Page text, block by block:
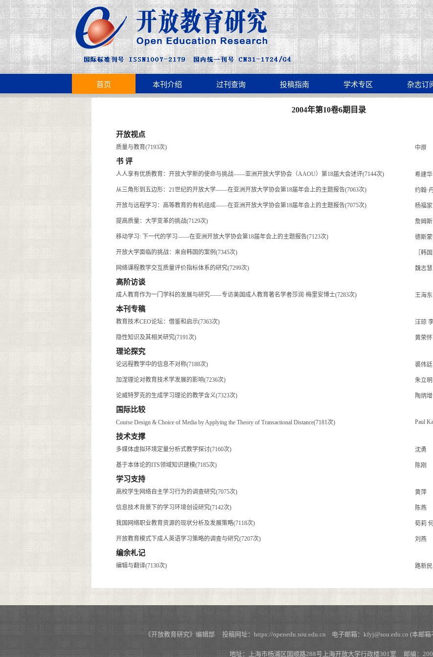
首页 本刊介绍 过刊查询 投稿指南 学术专区 杂志订
2004年第10卷6期目录
开放视点
质量与教育(7193次) 中原
书 评
人人享有优质教育：开放大学新的使命与挑战——亚洲开放大学协会（AAOU）第18届大会述评(7144次) 希建
从三角形到五边形：21世纪的开放大学——在亚洲开放大学协会第18届年会上的主题报告(7063次) 约翰·
开放与远程学习：高等教育的有机组成——在亚洲开放大学协会第18届年会上的主题报告(7075次) 杨福家
提高质量：大学变革的挑战(7129次) 詹姆斯
移动学习: 下一代的学习——在亚洲开放大学协会第18届年会上的主题报告(7123次) 德斯蒙
开放大学面临的挑战：来自韩国的案例(7345次) ［韩
网络课程教学交互质量评价指标体系的研究(7299次) 魏志
高阶访谈
成人教育作为一门学科的发展与研究——专访美国成人教育著名学者莎润·梅里安博士(7283次) 王海
本刊专稿
教育技术CEO论坛：借鉴和启示(7363次) 汪琼
隐性知识及其相关研究(7191次) 黄荣
理论探究
论远程教学中的信息不对称(7188次) 裘伟廷
加涅理论对教育技术学发展的影响(7236次) 朱立
论威特罗克的生成学习理论的教学含义(7323次) 陶炳
国际比较
Course Design & Choice of Media by Applying the Theory of Transactional Distance(7181次) Paul
技术支撑
多媒体虚拟环境定量分析式教学探讨(7160次) 沈勇
基于本体论的ITS领域知识建模(7185次) 陈刚
学习支持
高校学生网络自主学习行为的调查研究(7075次) 黄萍
信息技术背景下的学习环境创设研究(7142次) 陈燕
我国网络职业教育资源的现状分析及发展策略(7118次) 荀莉
开放教育模式下成人英语学习策略的调查与研究(7207次) 刘燕
编余札记
编辑与翻译(7130次) 路新民
《开放教育研究》编辑部 投稿网址：https://openedu.sou.edu.cn 电子邮箱：kfyj@sou.edu.cn (本邮
地址：上海市杨浦区国顺路288号上海开放大学行政楼301室 邮编：